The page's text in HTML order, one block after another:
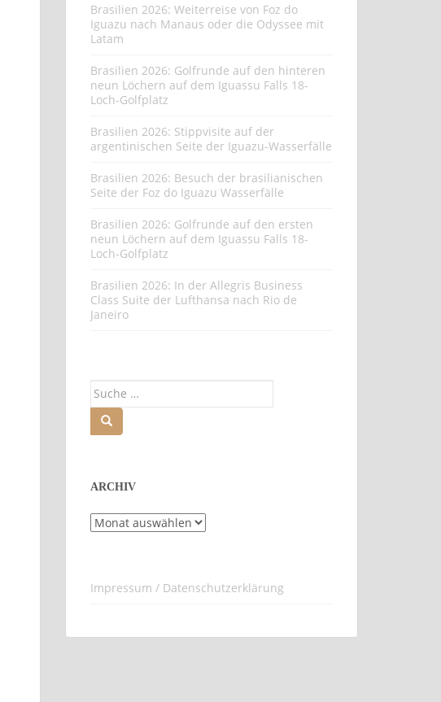
Brasilien 2026: Weiterreise von Foz do
Iguazu nach Manaus oder die Odyssee mit
Latam
Brasilien 2026: Golfrunde auf den hinteren
neun Löchern auf dem Iguassu Falls 18-
Loch-Golfplatz
Brasilien 2026: Stippvisite auf der
argentinischen Seite der Iguazu-Wasserfälle
Brasilien 2026: Besuch der brasilianischen
Seite der Foz do Iguazu Wasserfälle
Brasilien 2026: Golfrunde auf den ersten
neun Löchern auf dem Iguassu Falls 18-
Loch-Golfplatz
Brasilien 2026: In der Allegris Business
Class Suite der Lufthansa nach Rio de
Janeiro
ARCHIV
Archiv
Impressum / Datenschutzerklärung